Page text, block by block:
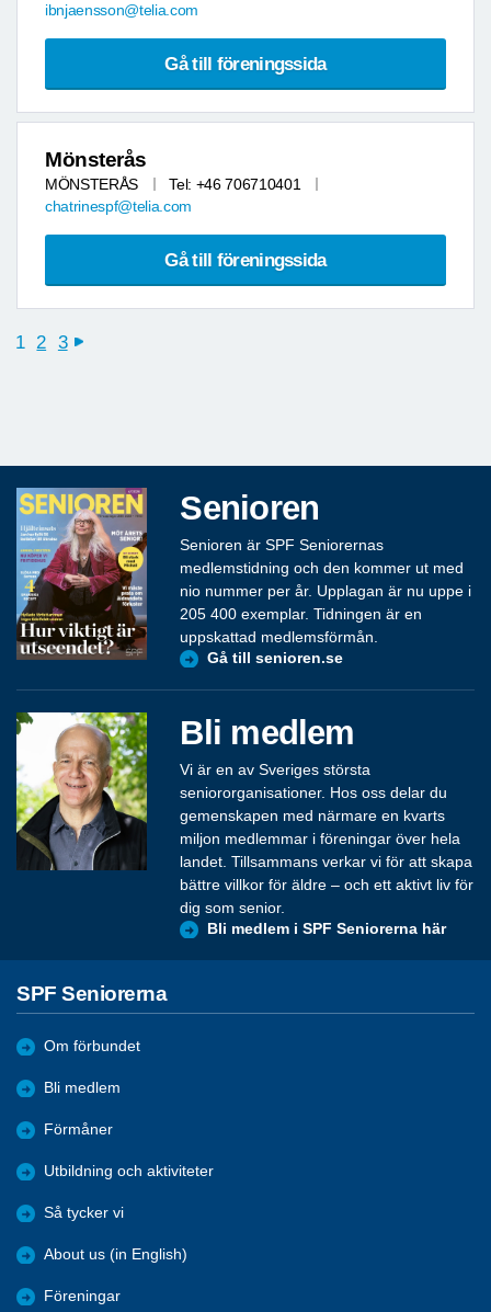
ibnjaensson@telia.com
Gå till föreningssida
Mönsterås
MÖNSTERÅS
Tel: +46 706710401
chatrinespf@telia.com
Gå till föreningssida
1 2 3 next
Senioren
Senioren är SPF Seniorernas
medlemstidning och den kommer ut med
nio nummer per år. Upplagan är nu uppe i
205 400 exemplar. Tidningen är en
uppskattad medlemsförmån.
Gå till senioren.se
Bli medlem
Vi är en av Sveriges största
seniororganisationer. Hos oss delar du
gemenskapen med närmare en kvarts
miljon medlemmar i föreningar över hela
landet. Tillsammans verkar vi för att skapa
bättre villkor för äldre – och ett aktivt liv för
dig som senior.
Bli medlem i SPF Seniorerna här
SPF Seniorerna
Om förbundet
Bli medlem
Förmåner
Utbildning och aktiviteter
Så tycker vi
About us (in English)
Föreningar